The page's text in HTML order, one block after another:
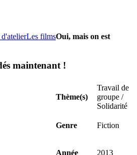
Les filmsOui, mais on est
maintenant !
Thème(s)
Travail de
groupe /
Solidarité
Genre Fiction
Année 2013